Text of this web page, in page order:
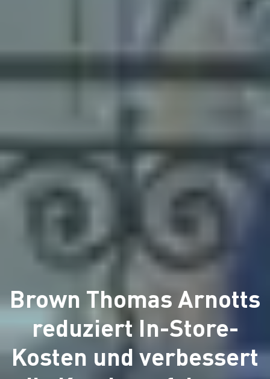
Brown Thomas Arnotts
reduziert In-Store-
Kosten und verbessert